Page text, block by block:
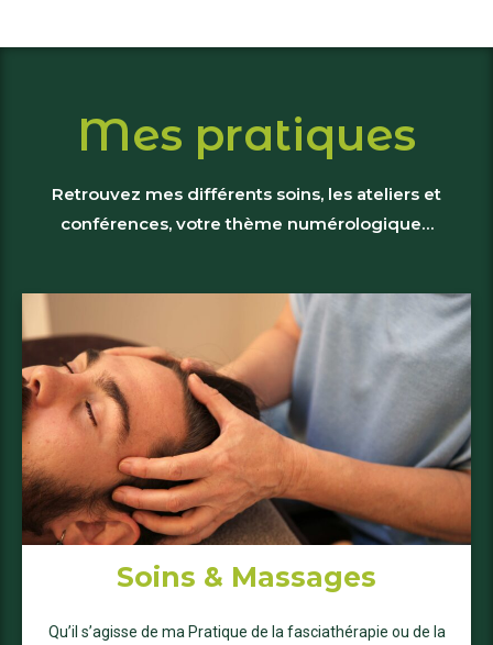
Mes pratiques
Retrouvez mes différents soins, les ateliers et
conférences, votre thème numérologique…
Soins & Massages
Qu’il s’agisse de ma Pratique de la fasciathérapie ou de la